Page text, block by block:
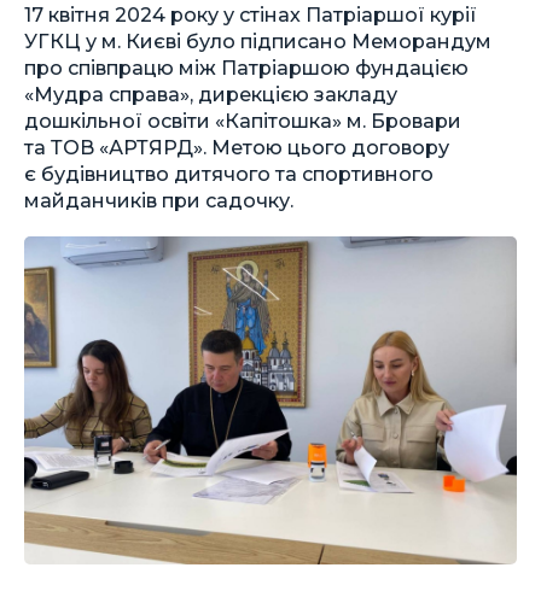
17 квітня 2024 року у стінах Патріаршої курії
УГКЦ у м. Києві було підписано Меморандум
про співпрацю між Патріаршою фундацією
«Мудра справа», дирекцією закладу
дошкільної освіти «Капітошка» м. Бровари
та ТОВ «АРТЯРД». Метою цього договору
є будівництво дитячого та спортивного
майданчиків при садочку.